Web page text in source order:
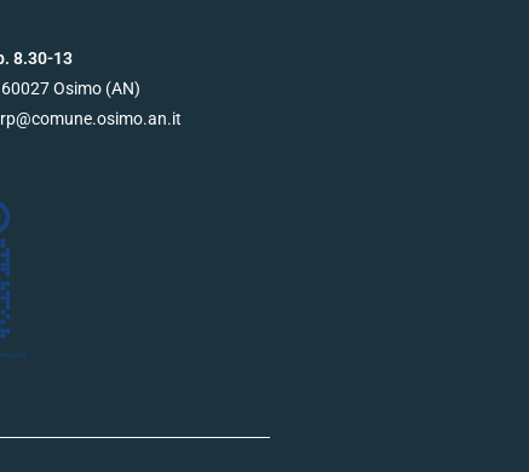
8.30-13
60027Osimo (AN)
comune.osimo.an.it